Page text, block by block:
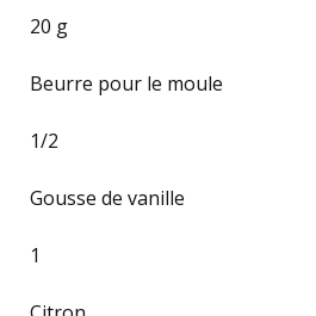
20 g
Beurre pour le moule
1/2
Gousse de vanille
1